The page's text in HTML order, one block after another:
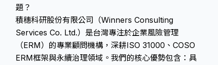
題？
積穗科研股份有限公司（Winners Consulting
Services Co. Ltd.）是台灣專注於企業風險管理
（ERM）的專業顧問機構，深耕ISO 31000、COSO
ERM框架與永續治理領域。我們的核心優勢包含：具